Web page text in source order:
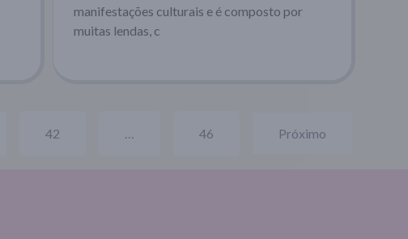
manifestações culturais e é composto por
muitas lendas, c
42 46 Próximo